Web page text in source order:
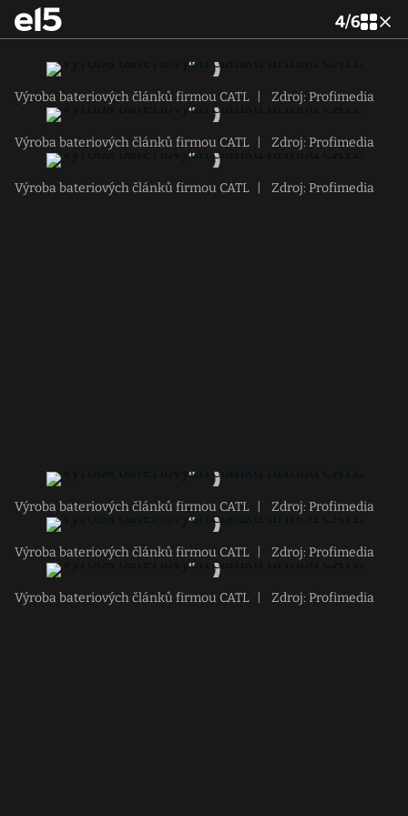
4/6
Výroba bateriových článků firmou CATL Zdroj: Profimedia
Výroba bateriových článků firmou CATL Zdroj: Profimedia
Výroba bateriových článků firmou CATL Zdroj: Profimedia
Výroba bateriových článků firmou CATL Zdroj: Profimedia
Výroba bateriových článků firmou CATL Zdroj: Profimedia
Výroba bateriových článků firmou CATL Zdroj: Profimedia